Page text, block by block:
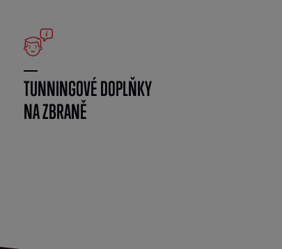
TUNNINGOVÉ DOPLŇKY
NA ZBRANĚ